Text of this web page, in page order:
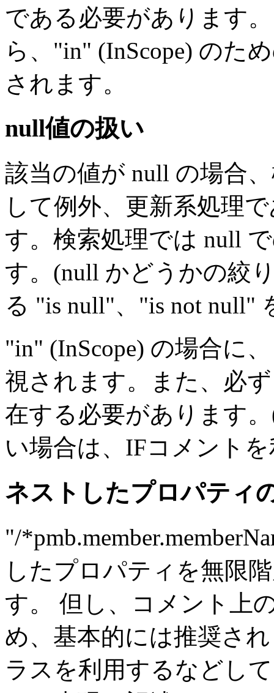
である必要があります
ら、"in" (InScope) のた
されます。
null値の扱い
該当の値が null の場合
して例外、更新系処理
す。検索処理では null
す。(null かどうかの絞
る "is null"、"is not null"
"in" (InScope) の場合に
視されます。また、必
在する必要があります
い場合は、IFコメント
ネストしたプロパティ
"/
したプロパティを無限
す。 但し、コメント上
め、基本的には推奨され
ラスを利用するなどし